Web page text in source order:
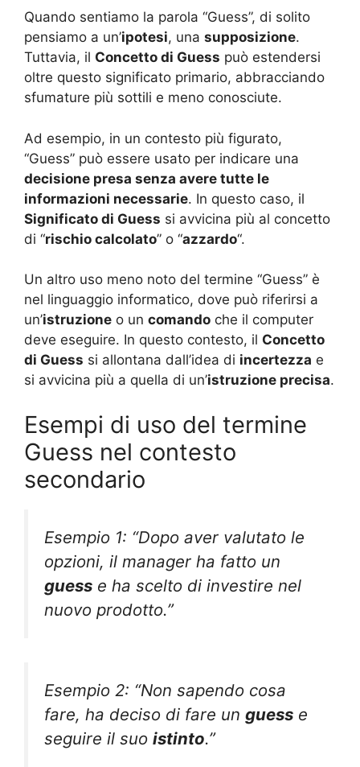
Quando sentiamo la parola “Guess”, di solito
pensiamo a un’ipotesi, una supposizione.
Tuttavia, il Concetto di Guess può estendersi
oltre questo significato primario, abbracciando
sfumature più sottili e meno conosciute.
Ad esempio, in un contesto più figurato,
“Guess” può essere usato per indicare una
decisione presa senza avere tutte le
informazioni necessarie. In questo caso, il
Significato di Guess si avvicina più al concetto
di “rischio calcolato” o “azzardo“.
Un altro uso meno noto del termine “Guess” è
nel linguaggio informatico, dove può riferirsi a
un’istruzione o un comando che il computer
deve eseguire. In questo contesto, il Concetto
di Guess si allontana dall’idea di incertezza e
si avvicina più a quella di un’istruzione precisa.
Esempi di uso del termine
Guess nel contesto
secondario
Esempio 1: “Dopo aver valutato le
opzioni, il manager ha fatto un
guess e ha scelto di investire nel
nuovo prodotto.”
Esempio 2: “Non sapendo cosa
fare, ha deciso di fare un guess e
seguire il suo istinto.”